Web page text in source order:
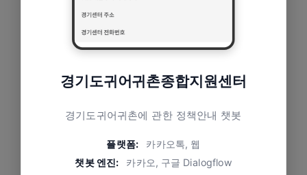
경기도귀어귀촌종합지원센터
경기도귀어귀촌에 관한 정책안내 챗봇
플랫폼: 카카오톡, 웹
챗봇 엔진: 카카오, 구글 Dialogflow